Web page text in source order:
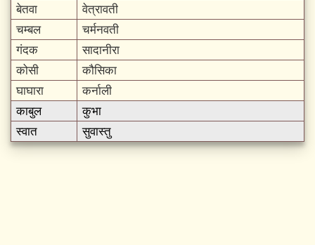
बेतवा
वेत्रावती
चम्बल
चर्मनवती
गंदक
सादानीरा
कोसी
कौसिका
घाघारा
कर्नाली
काबुल
कुभा
स्वात
सुवास्तु